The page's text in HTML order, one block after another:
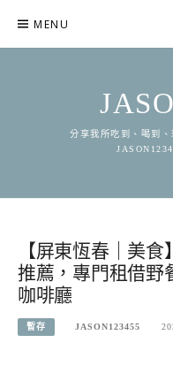
content
MENU
分享我所吃到、喝到
【屏東恆春｜美
推薦，專門租借野
咖啡廳
暫存 JASON123455